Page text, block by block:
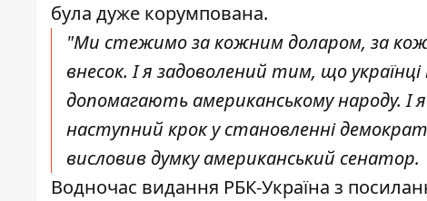
була дуже корумпована.
"Ми стежимо за кожним доларом, за
внесок. І я задоволений тим, що
допомагають американському народу.
наступний крок у становленні
висловив думку американський сенатор.
Водночас видання РБК-Україна з